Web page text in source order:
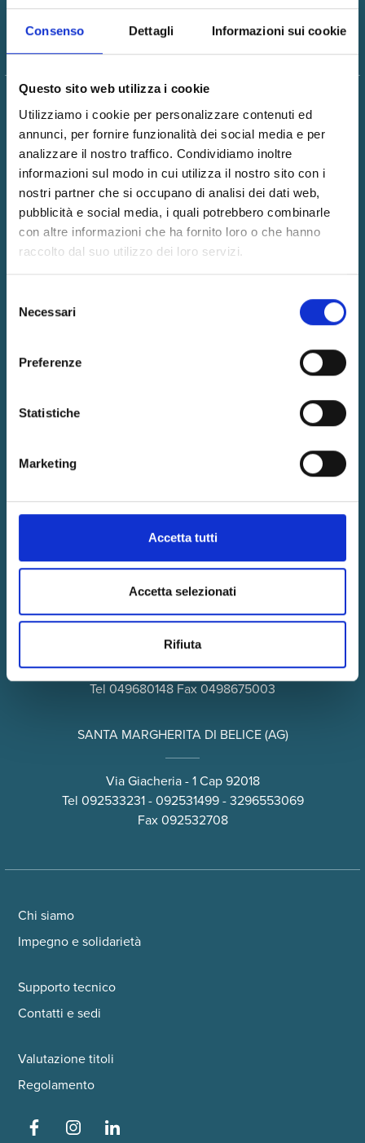
Consenso Dettagli Informazioni sui cookie
Questo sito web utilizza i cookie
Utilizziamo i cookie per personalizzare contenuti ed
annunci, per fornire funzionalità dei social media e per
analizzare il nostro traffico. Condividiamo inoltre
informazioni sul modo in cui utilizza il nostro sito con i
nostri partner che si occupano di analisi dei dati web,
pubblicità e social media, i quali potrebbero combinarle
con altre informazioni che ha fornito loro o che hanno
raccolto dal suo utilizzo dei loro servizi.
delNecessari
Preferenze
Statistiche
Marketing
Accetta tutti
Accetta selezionati
Rifiuta
Iscriviti
MILANO
Piazza Firenze, 14 - Cap 20154
0234593068 Fax 0234532652
ROMA
BOLOGNA
Viale della Repubblica - 3/A Cap 40127
PADOVA
Via Andrea Costa 19 - Cap 35124
Tel 049680148 Fax 0498675003
SANTA MARGHERITA DI BELICE (AG)
Via Giacheria - 1 Cap 92018
Tel 092533231- 092531499- 3296553069
Fax 092532708
Chi siamo
Impegno e solidarietà
Supporto tecnico
Contatti e sedi
Valutazione titoli
Regolamento